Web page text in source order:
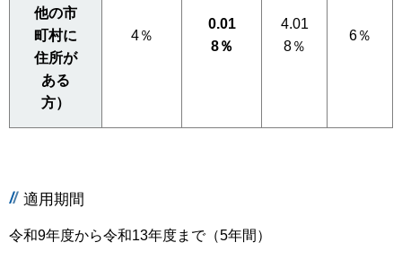
他の市
町村に
住所が
ある
方）
4％
0.01
8％
4.01
8％
6％
適用期間
令和9年度から令和13年度まで（5年間）